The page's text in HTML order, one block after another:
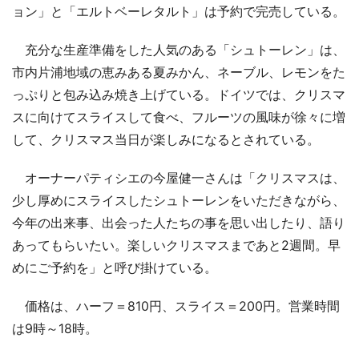
ョン」と「エルトベーレタルト」は予約で完売している。
充分な生産準備をした人気のある「シュトーレン」は、
市内片浦地域の恵みある夏みかん、ネーブル、レモンをた
っぷりと包み込み焼き上げている。ドイツでは、クリスマ
スに向けてスライスして食べ、フルーツの風味が徐々に増
して、クリスマス当日が楽しみになるとされている。
オーナーパティシエの今屋健一さんは「クリスマスは、
少し厚めにスライスしたシュトーレンをいただきながら、
今年の出来事、出会った人たちの事を思い出したり、語り
あってもらいたい。楽しいクリスマスまであと2週間。早
めにご予約を」と呼び掛けている。
価格は、ハーフ＝810円、スライス＝200円。営業時間
は9時～18時。